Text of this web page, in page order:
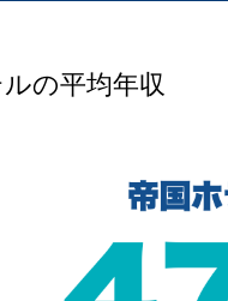
の平均年収